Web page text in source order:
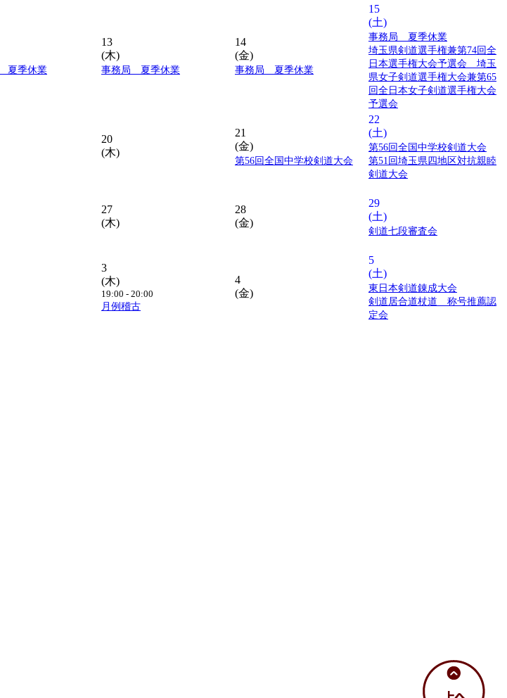
夏季休業
13
(木)
事務局 夏季休業
14
(金)
事務局 夏季休業
15
(土)
事務局 夏季休業
埼玉県剣道選手権兼第74回全
日本選手権大会予選会 埼玉
県女子剣道選手権大会兼第65
回全日本女子剣道選手権大会
予選会
20
(木)
21
(金)
第56回全国中学校剣道大会
22
(土)
第56回全国中学校剣道大会
第51回埼玉県四地区対抗親睦
剣道大会
27
(木)
28
(金)
29
(土)
剣道七段審査会
3
(木)
19:00 - 20:00
月例稽古
4
(金)
5
(土)
東日本剣道錬成大会
剣道居合道杖道 称号推薦認
定会